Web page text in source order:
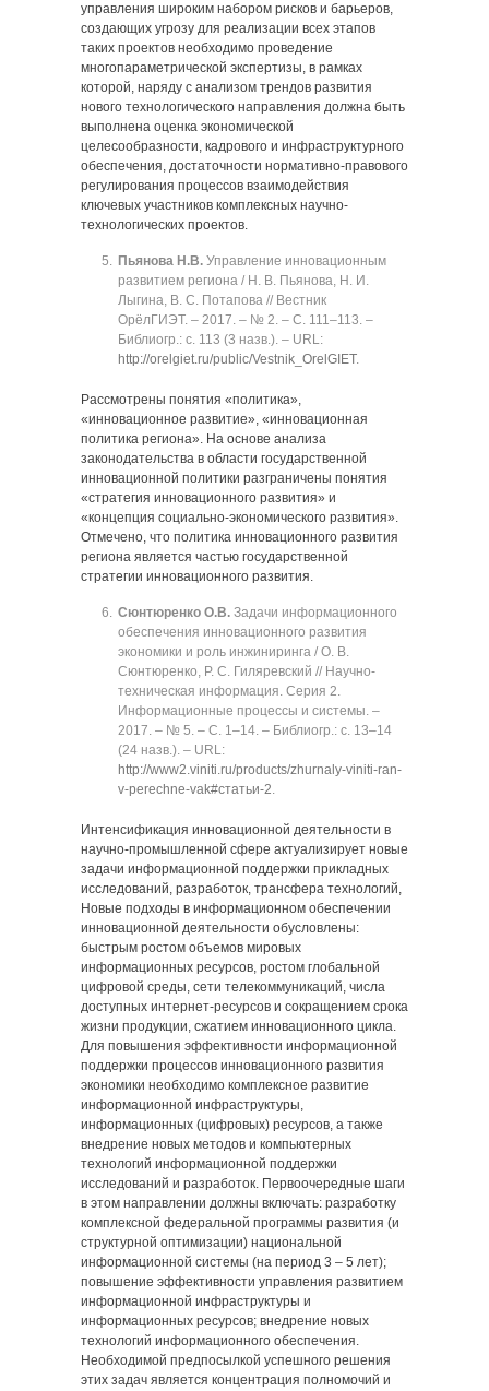
управления широким набором рисков и барьеров,
создающих угрозу для реализации всех этапов
таких проектов необходимо проведение
многопараметрической экспертизы, в рамках
которой, наряду с анализом трендов развития
нового технологического направления должна быть
выполнена оценка экономической
целесообразности, кадрового и инфраструктурного
обеспечения, достаточности нормативно-правового
регулирования процессов взаимодействия
ключевых участников комплексных научно-
технологических проектов.
Пьянова Н.В. Управление инновационным
развитием региона / Н. В. Пьянова, Н. И.
Лыгина, В. С. Потапова // Вестник
ОрёлГИЭТ. ‒ 2017. ‒ № 2. ‒ C. 111‒113. ‒
Библиогр.: с. 113 (3 назв.). ‒ URL:
http://orelgiet.ru/public/Vestnik_OrelGIET.
Рассмотрены понятия «политика»,
«инновационное развитие», «инновационная
политика региона». На основе анализа
законодательства в области государственной
инновационной политики разграничены понятия
«стратегия инновационного развития» и
«концепция социально-экономического развития».
Отмечено, что политика инновационного развития
региона является частью государственной
стратегии инновационного развития.
Сюнтюренко О.В. Задачи информационного
обеспечения инновационного развития
экономики и роль инжиниринга / О. В.
Сюнтюренко, Р. С. Гиляревский // Научно-
техническая информация. Серия 2.
Информационные процессы и системы. ‒
2017. ‒ № 5. ‒ C. 1‒14. ‒ Библиогр.: с. 13‒14
(24 назв.). ‒ URL:
http://www2.viniti.ru/products/zhurnaly-viniti-ran-
v-perechne-vak#статьи-2.
Интенсификация инновационной деятельности в
научно-промышленной сфере актуализирует новые
задачи информационной поддержки прикладных
исследований, разработок, трансфера технологий,
Новые подходы в информационном обеспечении
инновационной деятельности обусловлены:
быстрым ростом объемов мировых
информационных ресурсов, ростом глобальной
цифровой среды, сети телекоммуникаций, числа
доступных интернет-ресурсов и сокращением срока
жизни продукции, сжатием инновационного цикла.
Для повышения эффективности информационной
поддержки процессов инновационного развития
экономики необходимо комплексное развитие
информационной инфраструктуры,
информационных (цифровых) ресурсов, а также
внедрение новых методов и компьютерных
технологий информационной поддержки
исследований и разработок. Первоочередные шаги
в этом направлении должны включать: разработку
комплексной федеральной программы развития (и
структурной оптимизации) национальной
информационной системы (на период 3 – 5 лет);
повышение эффективности управления развитием
информационной инфраструктуры и
информационных ресурсов; внедрение новых
технологий информационного обеспечения.
Необходимой предпосылкой успешного решения
этих задач является концентрация полномочий и